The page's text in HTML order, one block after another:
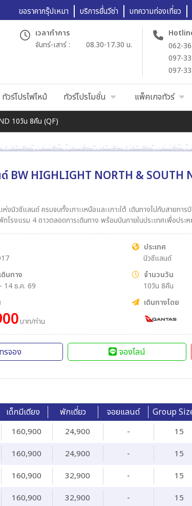
ขอราคากรุ๊ปเหมา บริการยื่นวีซ่า บทความท่องเที่ยว
เวลาทำการ
จันทร์-เสาร์ :
08.30-17.30 น.
062-
097-
097-
ทัวร์โปรไฟไหม้ ทัวร์โปรโมชั่น แพ็คเกจทัวร์
10วัน 8คืน (QF)
BW HIGHLIGHT NORTH & SOUTH
งนิวซีแลนด์ ครบจบทั้งเกาะเหนือและเกาะใต้ เดินทางไปกับสายก
โรงแรม 4 ดาวตลอดการเดินทาง พร้อมบินภายในประเทศเพื่อประ
ประเทศ
นิวซีแลนด์
นทาง
14 ธ.ค. 69
จำนวนวัน
10วัน 8คืน
บาท/ท่าน
เดินทางโดย
รจอง จองไลน์
เด็กมีเตียง พักเดี่ยว จอยแลนด์ Group
160,900 24,900 - 15
160,900 24,900 - 15
160,900 32,900 - 15
160,900 32,900 - 15